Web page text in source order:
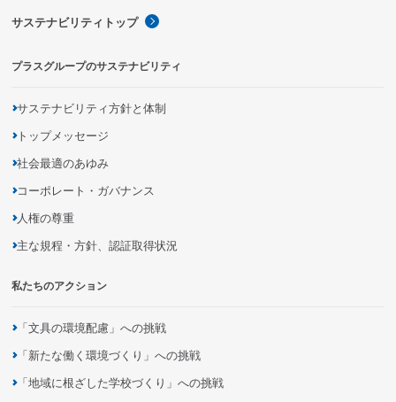
サステナビリティトップ
プラスグループのサステナビリティ
サステナビリティ方針と体制
トップメッセージ
社会最適のあゆみ
コーポレート・ガバナンス
人権の尊重
主な規程・方針、認証取得状況
私たちのアクション
「文具の環境配慮」への挑戦
「新たな働く環境づくり」への挑戦
「地域に根ざした学校づくり」への挑戦